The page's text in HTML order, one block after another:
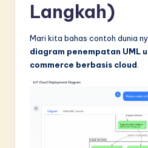
Langkah)
Mari kita bahas contoh dunia
diagram penempatan UML
commerce berbasis cloud.